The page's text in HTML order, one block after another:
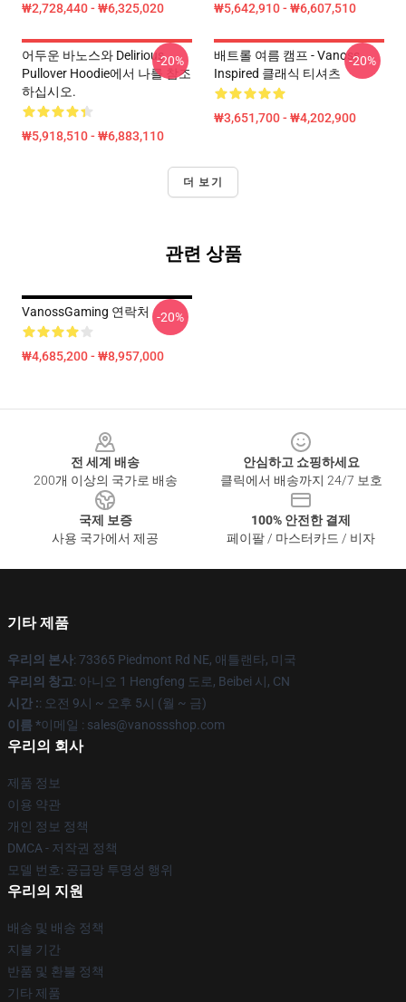
₩2,728,440 - ₩6,325,020 ₩5,642,910 - ₩6,607,510
어두운 바노스와 Delirious
Pullover Hoodie에서 나를 참조
하십시오.
₩5,918,510 - ₩6,883,110
-20%
배트롤 여름 캠프 - Vanoss
Inspired 클래식 티셔츠
₩3,651,700 - ₩4,202,900
-20%
더 보기
관련 상품
VanossGaming 연락처
₩4,685,200 - ₩8,957,000
-20%
전 세계 배송
200개 이상의 국가로 배송
안심하고 쇼핑하세요
클릭에서 배송까지 24/7 보호
국제 보증
사용 국가에서 제공
100% 안전한 결제
페이팔 / 마스터카드 / 비자
기타 제품
우리의 본사: 73365 Piedmont Rd NE, 애틀랜타, 미국
우리의 창고: 아니오 1 Hengfeng 도로, Beibei 시, CN
시간 :: 오전 9시 ~ 오후 5시 (월 ~ 금)
이름 *이메일 : sales@vanossshop.com
우리의 회사
제품 정보
이용 약관
개인 정보 정책
DMCA - 저작권 정책
모델 번호: 공급망 투명성 행위
우리의 지원
배송 및 배송 정책
지불 기간
반품 및 환불 정책
기타 제품